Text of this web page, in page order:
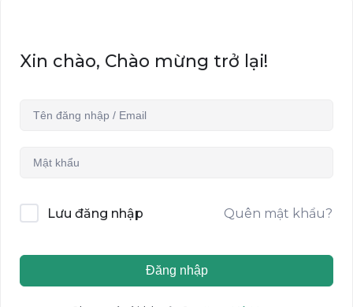
Xin chào, Chào mừng trở lại!
Lưu đăng nhập Quên mật khẩu?
Đăng nhập